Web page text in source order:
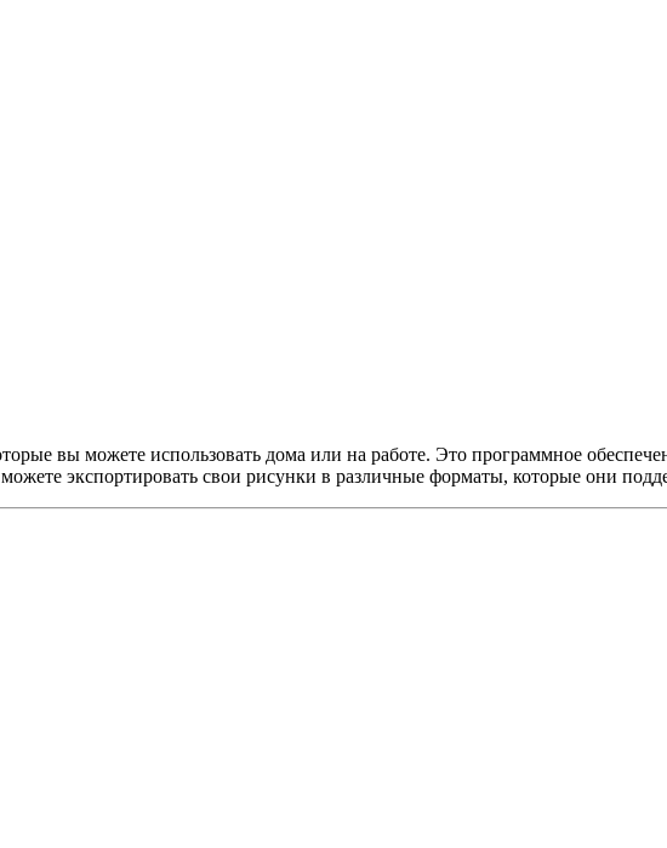
вы можете использовать дома или на работе. Это программное
экспортировать свои рисунки в различные форматы, которые они